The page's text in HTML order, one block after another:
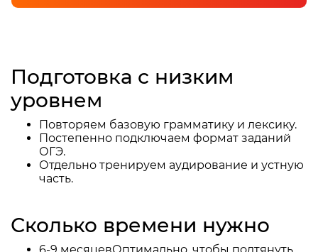
Подготовка с низким
уровнем
Повторяем базовую грамматику и лексику.
Постепенно подключаем формат заданий
ОГЭ.
Отдельно тренируем аудирование и устную
часть.
Сколько времени нужно